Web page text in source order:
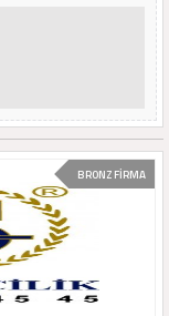
BRONZ FİRMA